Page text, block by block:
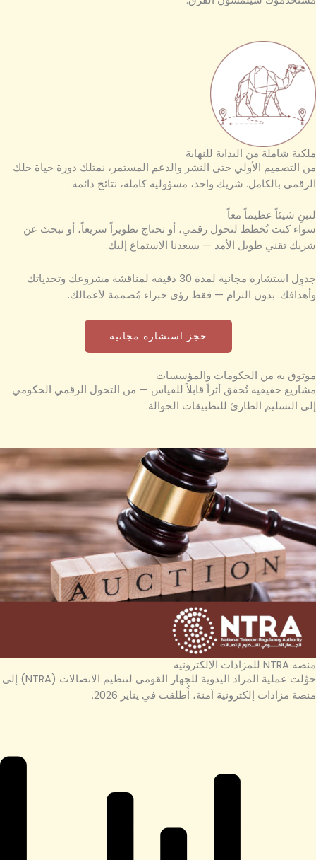
ملكية شاملة من البداية للنهاية
من التصميم الأولي حتى النشر والدعم المستمر، نمتلك دورة حياة حلك
الرقمي بالكامل. شريك واحد، مسؤولية كاملة، نتائج دائمة.
لنبنِ شيئاً عظيماً معاً
سواء كنت تُخطط لتحول رقمي، أو تحتاج تطويراً سريعاً، أو تبحث عن
شريك تقني طويل الأمد — يسعدنا الاستماع إليك.
جدوِل استشارة مجانية لمدة 30 دقيقة لمناقشة مشروعك وتحدياتك
وأهدافك. بدون التزام — فقط رؤى خبراء مُصممة لأعمالك.
حجز استشارة مجانية
موثوق به من الحكومات والمؤسسات
مشاريع حقيقية تُحقق أثراً قابلاً للقياس — من التحول الرقمي الحكومي
إلى التسليم الطارئ للتطبيقات الجوالة.
منصة NTRA للمزادات الإلكترونية
حوّلت عملية المزاد اليدوية للجهاز القومي لتنظيم الاتصالات (NTRA) إلى
منصة مزادات إلكترونية آمنة، أُطلقت في يناير 2026.